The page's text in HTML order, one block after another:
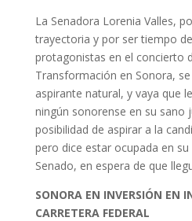
La Senadora Lorenia Valles,
trayectoria y por ser tiempo
protagonistas en el concierto
Transformación en Sonora,
aspirante natural, y vaya que
ningún sonorense en su sano
posibilidad de aspirar a la
pero dice estar ocupada en
Senado, en espera de que
SONORA EN INVERSIÓN EN
CARRETERA FEDERAL